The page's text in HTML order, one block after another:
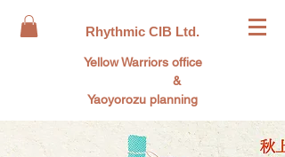
Rhythmic CIB Ltd.
Yellow Warriors office
&
Yaoyorozu planning